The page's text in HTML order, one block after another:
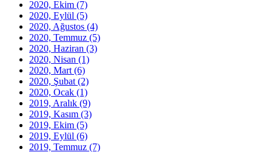
2020, Ekim (7)
2020, Eylül (5)
2020, Ağustos (4)
2020, Temmuz (5)
2020, Haziran (3)
2020, Nisan (1)
2020, Mart (6)
2020, Şubat (2)
2020, Ocak (1)
2019, Aralık (9)
2019, Kasım (3)
2019, Ekim (5)
2019, Eylül (6)
2019, Temmuz (7)